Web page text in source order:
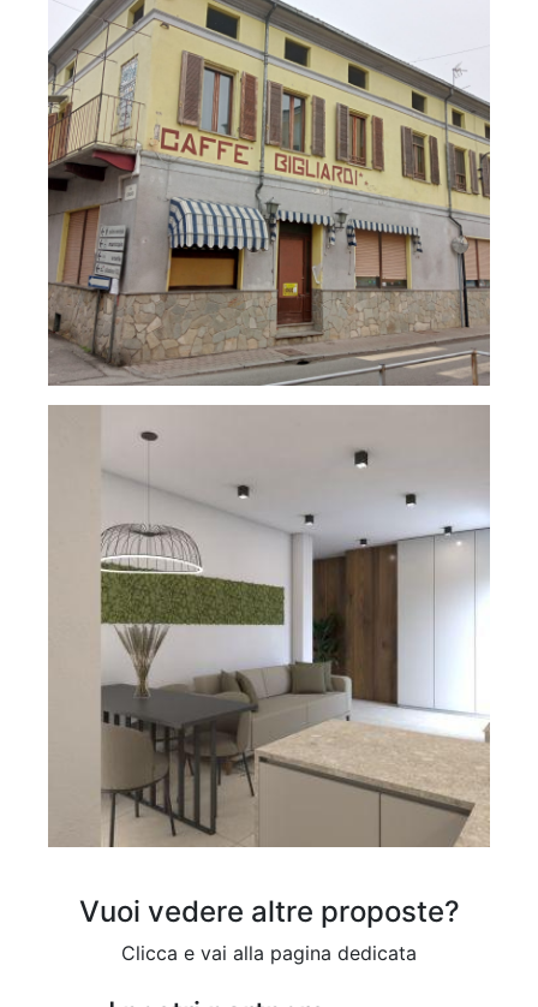
Vuoi vedere altre proposte?
Clicca e vai alla pagina dedicata